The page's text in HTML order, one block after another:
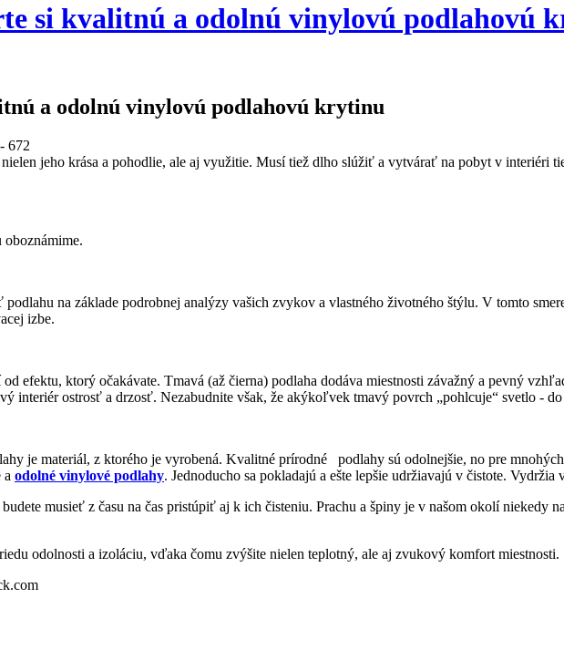
si kvalitnú a odolnú vinylovú podlahovú
a odolnú vinylovú podlahovú krytinu
672
jeho krása a pohodlie, ale aj využitie. Musí tiež dlho slúžiť a vytvárať na pobyt v interiéri
oboznámime.
na základe podrobnej analýzy vašich zvykov a vlastného životného štýlu. V tomto
izbe.
efektu, ktorý očakávate. Tmavá (až čierna) podlaha dodáva miestnosti závažný a pevný
interiér ostrosť a drzosť. Nezabudnite však, že akýkoľvek tmavý povrch „pohlcuje“ svetlo -
je materiál, z ktorého je vyrobená. Kvalitné prírodné podlahy sú odolnejšie, no pre
a odolné vinylové podlahy. Jednoducho sa pokladajú a ešte lepšie udržiavajú v čistote.
musieť z času na čas pristúpiť aj k ich čisteniu. Prachu a špiny je v našom okolí niekedy
odolnosti a izoláciu, vďaka čomu zvýšite nielen teplotný, ale aj zvukový komfort miestnosti.